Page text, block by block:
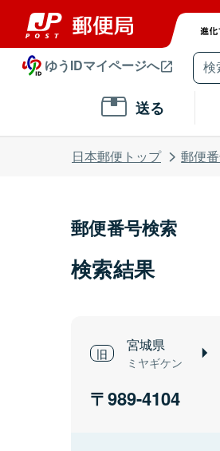
ゆうIDマイページへ
送る
日本郵便トップ 郵便
郵便番号検索
検索結果
宮城県
ミヤギケン
989-4104